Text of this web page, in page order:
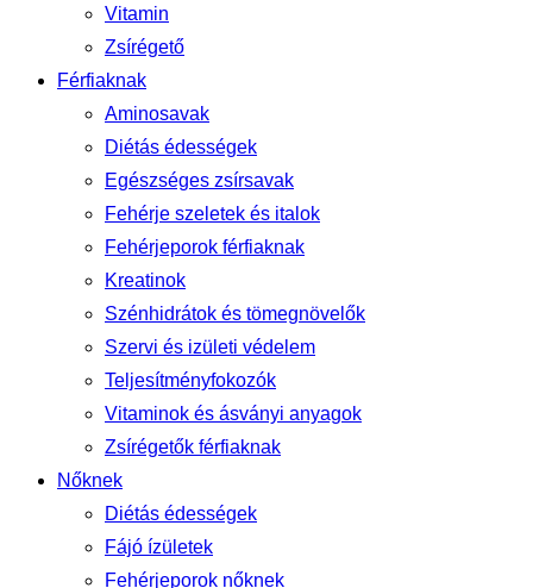
Vitamin
Zsírégető
Férfiaknak
Aminosavak
Diétás édességek
Egészséges zsírsavak
Fehérje szeletek és italok
Fehérjeporok férfiaknak
Kreatinok
Szénhidrátok és tömegnövelők
Szervi és izületi védelem
Teljesítményfokozók
Vitaminok és ásványi anyagok
Zsírégetők férfiaknak
Nőknek
Diétás édességek
Fájó ízületek
Fehérjeporok nőknek